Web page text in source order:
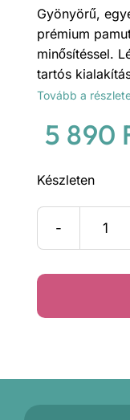
Gyönyörű,
prémium
minősítéssel.
tartós
Tovább a
5 890
Készleten